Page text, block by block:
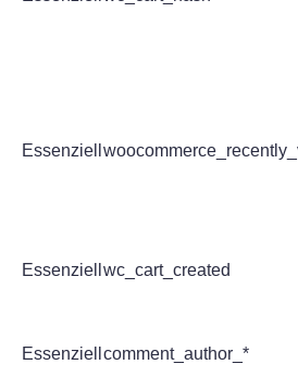
Essenziell
Essenziell wc_cart_created
Essenziell comment_author_*